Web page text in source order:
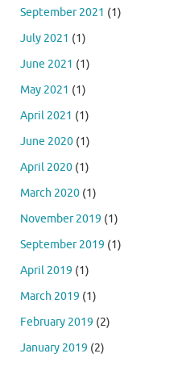
September 2021 (1)
July 2021 (1)
June 2021 (1)
May 2021 (1)
April 2021 (1)
June 2020 (1)
April 2020 (1)
March 2020 (1)
November 2019 (1)
September 2019 (1)
April 2019 (1)
March 2019 (1)
February 2019 (2)
January 2019 (2)